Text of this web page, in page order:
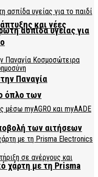
και νέες
όπλο των
χάρτη με τη Prisma
ασπίδα υγείας για
Παναγία
των αιτήσεων